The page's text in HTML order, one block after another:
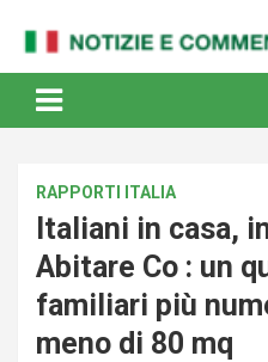
By Internews
internazionale
RAPPORTI ITALIA
Italiani in casa,
Abitare Co : un
familiari più
meno di 80 mq